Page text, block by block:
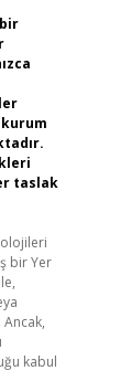
taslak
bir Yer
kabul